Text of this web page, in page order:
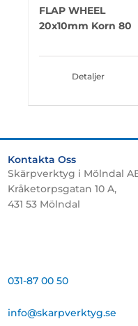
FLAP WHEEL
20x10mm Korn 80
Detaljer
Kontakta Oss
Skärpverktyg i Mölndal
Kråketorpsgatan 10 A,
431 53 Mölndal
031-87 00 50
info@skarpverktyg.se